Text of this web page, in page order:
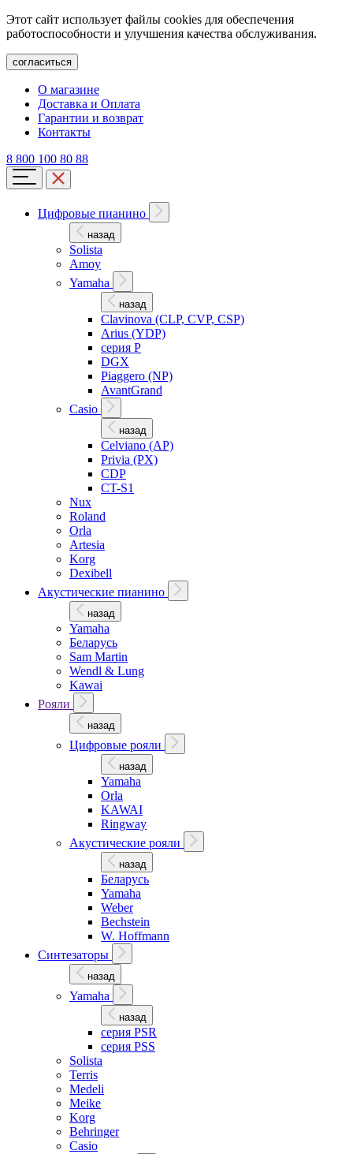
Этот сайт использует файлы cookies для обеспечения
работоспособности и улучшения качества обслуживания.
согласиться
О магазине
Доставка и Оплата
Гарантии и возврат
Контакты
8 800 100 80 88
Цифровые пианино
назад
Solista
Amoy
Yamaha
назад
Clavinova (CLP, CVP, CSP)
Arius (YDP)
серия P
DGX
Piaggero (NP)
AvantGrand
Casio
назад
Celviano (AP)
Privia (PX)
CDP
CT-S1
Nux
Roland
Orla
Artesia
Korg
Dexibell
Акустические пианино
назад
Yamaha
Беларусь
Sam Martin
Wendl & Lung
Kawai
Рояли
назад
Цифровые рояли
назад
Yamaha
Orla
KAWAI
Ringway
Акустические рояли
назад
Беларусь
Yamaha
Weber
Bechstein
W. Hoffmann
Синтезаторы
назад
Yamaha
назад
серия PSR
серия PSS
Solista
Terris
Medeli
Meike
Korg
Behringer
Casio